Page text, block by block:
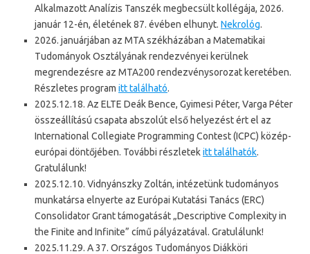
Alkalmazott Analízis Tanszék megbecsült kollégája, 2026.
január 12-én, életének 87. évében elhunyt. Nekrológ.
2026. januárjában az MTA székházában a Matematikai
Tudományok Osztályának rendezvényei kerülnek
megrendezésre az MTA200 rendezvénysorozat keretében.
Részletes program itt található.
2025.12.18. Az ELTE Deák Bence, Gyimesi Péter, Varga Péter
összeállítású csapata abszolút első helyezést ért el az
International Collegiate Programming Contest (ICPC) közép-
európai döntőjében. További részletekitt találhatók.
Gratulálunk!
2025.12.10. Vidnyánszky Zoltán, intézetünk tudományos
munkatársa elnyerte az Európai Kutatási Tanács (ERC)
Consolidator Grant támogatását „Descriptive Complexity in
the Finite and Infinite” című pályázatával. Gratulálunk!
2025.11.29. A 37. Országos Tudományos Diákköri